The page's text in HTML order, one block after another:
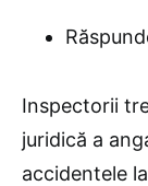
Inspectorii
juridică a
accidentele